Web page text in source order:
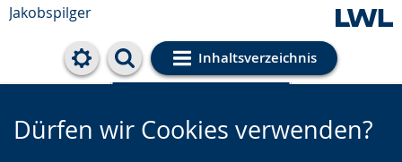
Jakobspilger
Inhaltsverzeichnis
Cookie-Einstellungen
Dürfen wir Cookies verwenden?